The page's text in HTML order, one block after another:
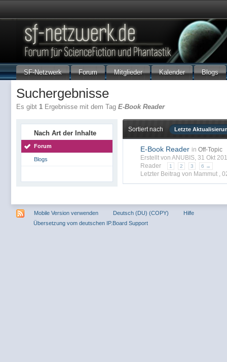
SF-Netzwerk Forum Mitglieder Kalender Blogs
Suchergebnisse
Es gibt 1 Ergebnisse mit dem Tag E-Book Reader
Nach Art der Inhalte
Forum
Blogs
Sortiert nach Letzte
E-Book Reader in Off-Topic
Erstellt von ANUBIS, 31 Okt
Reader
1 2 3 6 →
Letzter Beitrag von Mammut ,
Mobile Version verwenden Deutsch (DU) (COPY)
Hilfe
Übersetzung vom deutschen IP.Board Support